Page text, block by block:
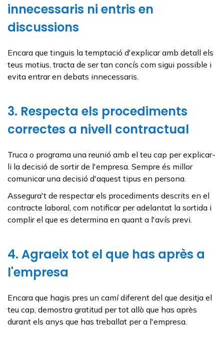
innecessaris ni entris en
discussions
Encara que tinguis la temptació d'explicar amb detall els
teus motius, tracta de ser tan concís com sigui possible i
evita entrar en debats innecessaris.
3. Respecta els procediments
correctes a nivell contractual
Truca o programa una reunió amb el teu cap per explicar-
li la decisió de sortir de l'empresa. Sempre és millor
comunicar una decisió d'aquest tipus en persona.
Assegura't de respectar els procediments descrits en el
contracte laboral, com notificar per adelantat la sortida i
complir el que es determina en quant a l'avís previ.
4. Agraeix tot el que has après a
l'empresa
Encara que hagis pres un camí diferent del que desitja el
teu cap, demostra gratitud per tot allò que has après
durant els anys que has treballat per a l'empresa.